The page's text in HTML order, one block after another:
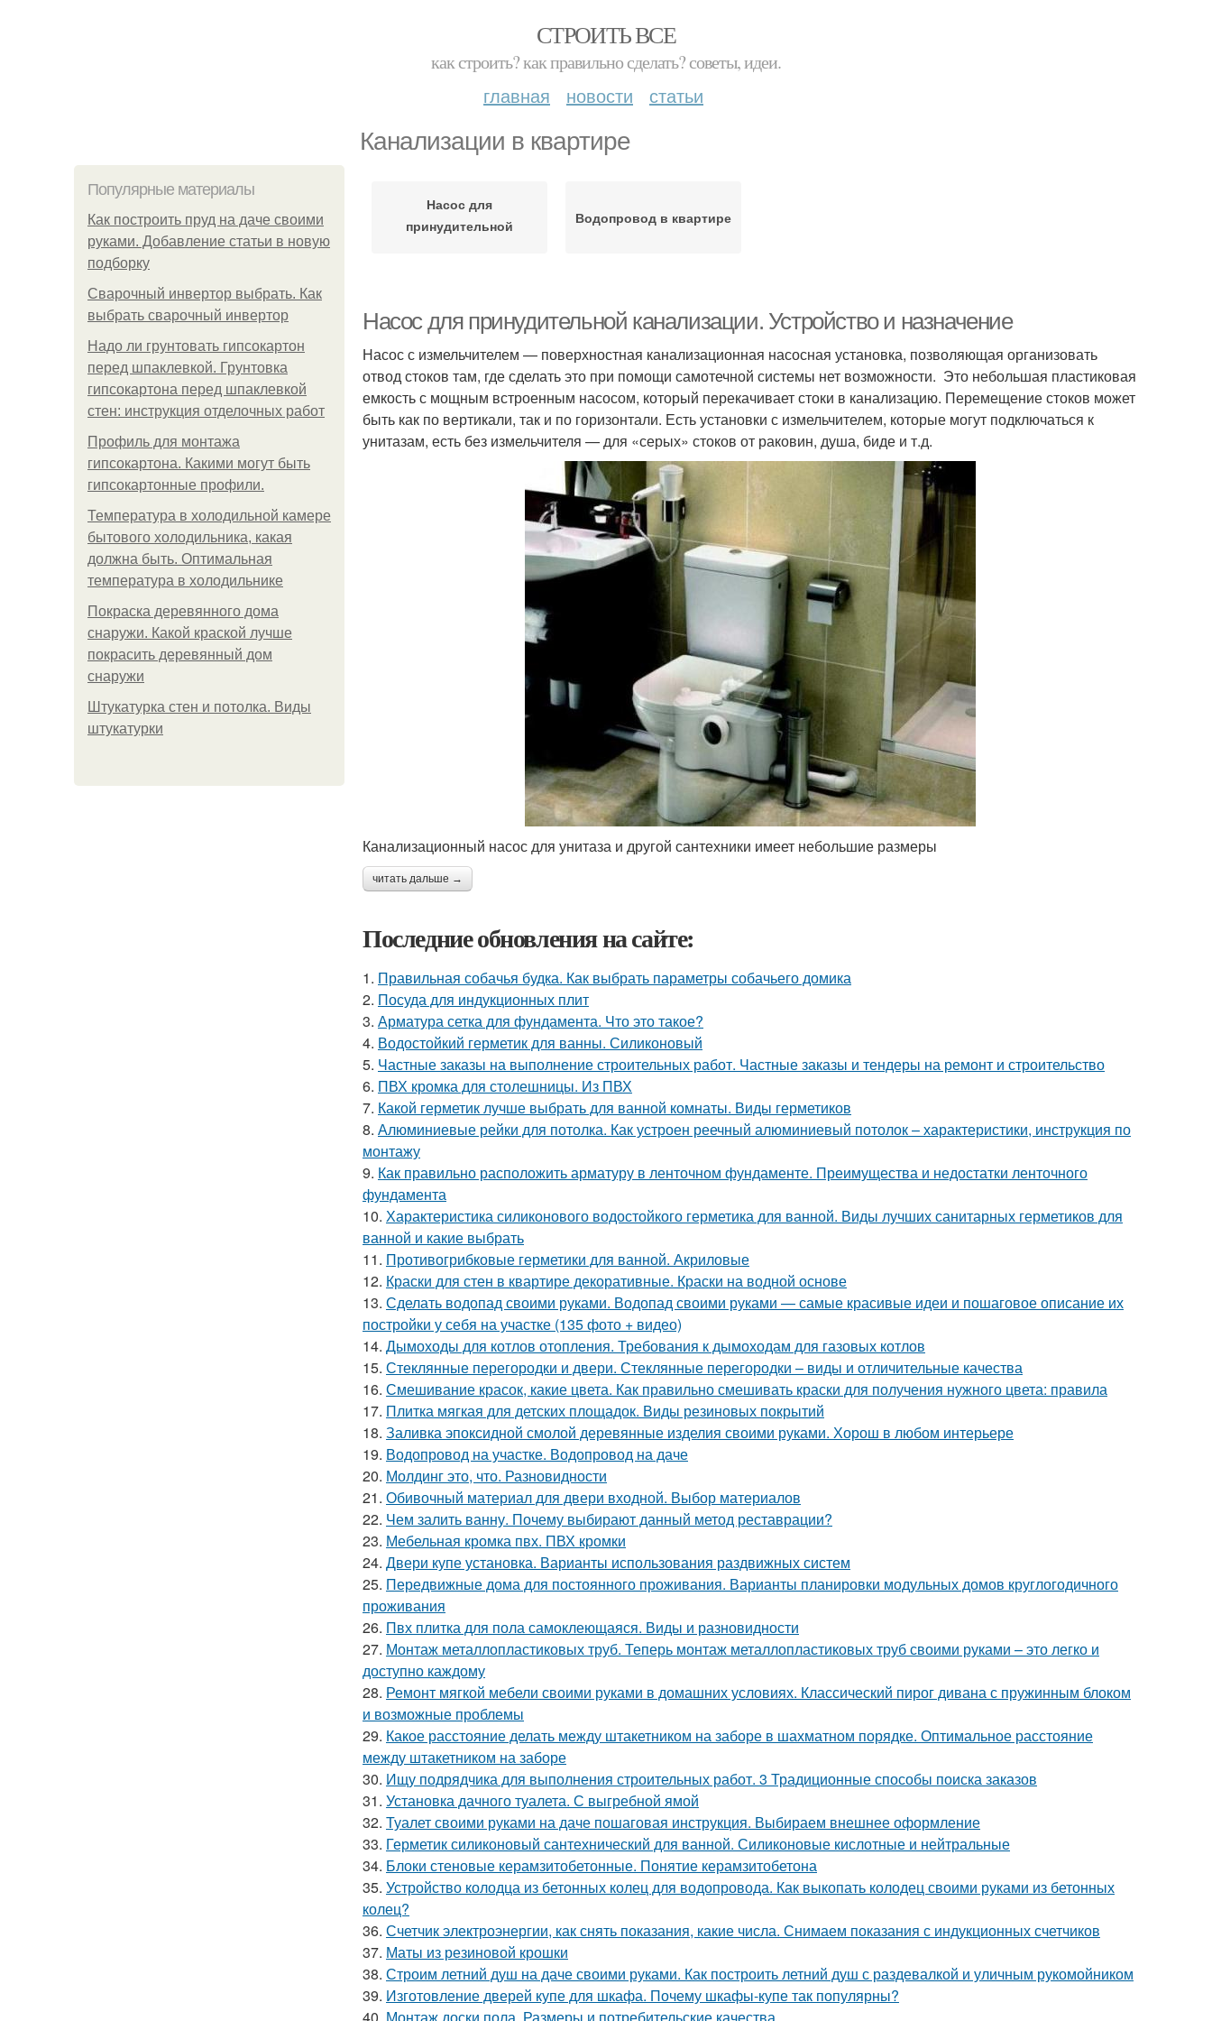
СТРОИТЬ ВСЕ
как строить? как правильно сделать? советы, идеи.
главная новости статьи
Канализации в квартире
Популярные материалы
Как построить пруд на даче своими
руками. Добавление статьи в новую
подборку
Сварочный инвертор выбрать. Как
выбрать сварочный инвертор
Надо ли грунтовать гипсокартон
перед шпаклевкой. Грунтовка
гипсокартона перед шпаклевкой
стен: инструкция отделочных работ
Профиль для монтажа
гипсокартона. Какими могут быть
гипсокартонные профили.
Температура в холодильной камере
бытового холодильника, какая
должна быть. Оптимальная
температура в холодильнике
Покраска деревянного дома
снаружи. Какой краской лучше
покрасить деревянный дом
снаружи
Штукатурка стен и потолка. Виды
штукатурки
Насос для
принудительной
Водопровод в квартире
Насос для принудительной канализации. Устройство и назначение
Насос с измельчителем — поверхностная канализационная насосная установка, позволяющая организовать
отвод стоков там, где сделать это при помощи самотечной системы нет возможности. Это небольшая пластиковая
емкость с мощным встроенным насосом, который перекачивает стоки в канализацию. Перемещение стоков может
быть как по вертикали, так и по горизонтали. Есть установки с измельчителем, которые могут подключаться к
унитазам, есть без измельчителя — для «серых» стоков от раковин, душа, биде и т.д.
Канализационный насос для унитаза и другой сантехники имеет небольшие размеры
читать дальше →
Последние обновления на сайте:
1. Правильная собачья будка. Как выбрать параметры собачьего домика
2. Посуда для индукционных плит
3. Арматура сетка для фундамента. Что это такое?
4. Водостойкий герметик для ванны. Силиконовый
5. Частные заказы на выполнение строительных работ. Частные заказы и тендеры на ремонт и строительство
6. ПВХ кромка для столешницы. Из ПВХ
7. Какой герметик лучше выбрать для ванной комнаты. Виды герметиков
8. Алюминиевые рейки для потолка. Как устроен реечный алюминиевый потолок – характеристики, инструкция по
монтажу
9. Как правильно расположить арматуру в ленточном фундаменте. Преимущества и недостатки ленточного
фундамента
10. Характеристика силиконового водостойкого герметика для ванной. Виды лучших санитарных герметиков для
ванной и какие выбрать
11. Противогрибковые герметики для ванной. Акриловые
12. Краски для стен в квартире декоративные. Краски на водной основе
13. Сделать водопад своими руками. Водопад своими руками — самые красивые идеи и пошаговое описание их
постройки у себя на участке (135 фото + видео)
14. Дымоходы для котлов отопления. Требования к дымоходам для газовых котлов
15. Стеклянные перегородки и двери. Стеклянные перегородки – виды и отличительные качества
16. Смешивание красок, какие цвета. Как правильно смешивать краски для получения нужного цвета: правила
17. Плитка мягкая для детских площадок. Виды резиновых покрытий
18. Заливка эпоксидной смолой деревянные изделия своими руками. Хорош в любом интерьере
19. Водопровод на участке. Водопровод на даче
20. Молдинг это, что. Разновидности
21. Обивочный материал для двери входной. Выбор материалов
22. Чем залить ванну. Почему выбирают данный метод реставрации?
23. Мебельная кромка пвх. ПВХ кромки
24. Двери купе установка. Варианты использования раздвижных систем
25. Передвижные дома для постоянного проживания. Варианты планировки модульных домов круглогодичного
проживания
26. Пвх плитка для пола самоклеющаяся. Виды и разновидности
27. Монтаж металлопластиковых труб. Теперь монтаж металлопластиковых труб своими руками – это легко и
доступно каждому
28. Ремонт мягкой мебели своими руками в домашних условиях. Классический пирог дивана с пружинным блоком
и возможные проблемы
29. Какое расстояние делать между штакетником на заборе в шахматном порядке. Оптимальное расстояние
между штакетником на заборе
30. Ищу подрядчика для выполнения строительных работ. 3 Традиционные способы поиска заказов
31. Установка дачного туалета. С выгребной ямой
32. Туалет своими руками на даче пошаговая инструкция. Выбираем внешнее оформление
33. Герметик силиконовый сантехнический для ванной. Силиконовые кислотные и нейтральные
34. Блоки стеновые керамзитобетонные. Понятие керамзитобетона
35. Устройство колодца из бетонных колец для водопровода. Как выкопать колодец своими руками из бетонных
колец?
36. Счетчик электроэнергии, как снять показания, какие числа. Снимаем показания с индукционных счетчиков
37. Маты из резиновой крошки
38. Строим летний душ на даче своими руками. Как построить летний душ с раздевалкой и уличным рукомойником
39. Изготовление дверей купе для шкафа. Почему шкафы-купе так популярны?